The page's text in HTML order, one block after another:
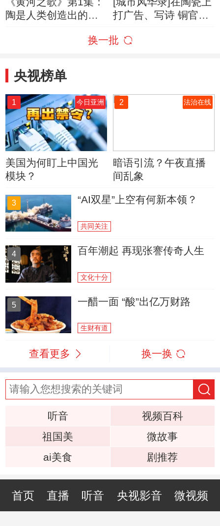
陶是人类创造出的第
打广告、写诗 铜官窑
了！
换一批
央视榜单
1 今日亚洲
美国为何盯上中国光
模块？
2 法治在线
暗语引流？午夜直播
间乱象
3 “AI双星”上空有何新本领？
共同关注
4 百年潮起 再现张謇传奇人生
文化十分
5 一醋一面 “酸”出亿万财路
生财有道
查看更多 换一换
听音
视频百科
祖国美
微故事
ai美食
剧推荐
首页 直播 听音 央视影音 微视频